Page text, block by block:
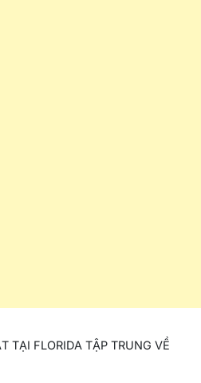
TẠI FLORIDA TẬP TRUNG VỀ